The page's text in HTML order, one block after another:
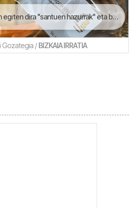
"santuen hazurrak" eta baita "buñueloak" | Lau Haizetara
Gozategia /BIZKAIA IRRATIA